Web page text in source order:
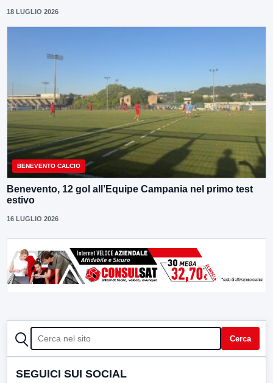
18 LUGLIO 2026
BENEVENTO CALCIO
Benevento, 12 gol all’Equipe Campania nel primo test
estivo
16 LUGLIO 2026
CERCA Cerca
SEGUICI SUI SOCIAL